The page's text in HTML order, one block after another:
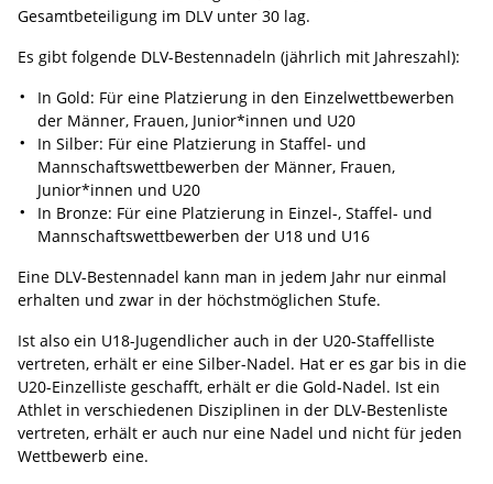
Gesamtbeteiligung im DLV unter 30 lag.
Es gibt folgende DLV-Bestennadeln (jährlich mit Jahreszahl):
In Gold: Für eine Platzierung in den Einzelwettbewerben
der Männer, Frauen, Junior*innen und U20
In Silber: Für eine Platzierung in Staffel- und
Mannschaftswettbewerben der Männer, Frauen,
Junior*innen und U20
In Bronze: Für eine Platzierung in Einzel-, Staffel- und
Mannschaftswettbewerben der U18 und U16
Eine DLV-Bestennadel kann man in jedem Jahr nur einmal
erhalten und zwar in der höchstmöglichen Stufe.
Ist also ein U18-Jugendlicher auch in der U20-Staffelliste
vertreten, erhält er eine Silber-Nadel. Hat er es gar bis in die
U20-Einzelliste geschafft, erhält er die Gold-Nadel. Ist ein
Athlet in verschiedenen Disziplinen in der DLV-Bestenliste
vertreten, erhält er auch nur eine Nadel und nicht für jeden
Wettbewerb eine.